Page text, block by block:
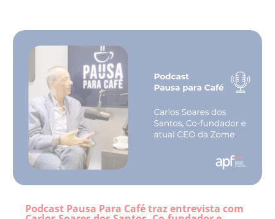
Podcast Pausa Para Café traz entrevista com